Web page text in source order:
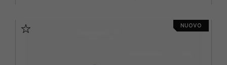
EUR 42.5 / US 9
NUOVO